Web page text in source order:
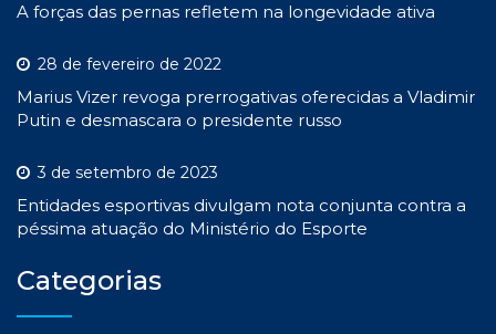
A forças das pernas refletem na longevidade ativa
28 de fevereiro de 2022
Marius Vizer revoga prerrogativas oferecidas a Vladimir
Putin e desmascara o presidente russo
3 de setembro de 2023
Entidades esportivas divulgam nota conjunta contra a
péssima atuação do Ministério do Esporte
Categorias